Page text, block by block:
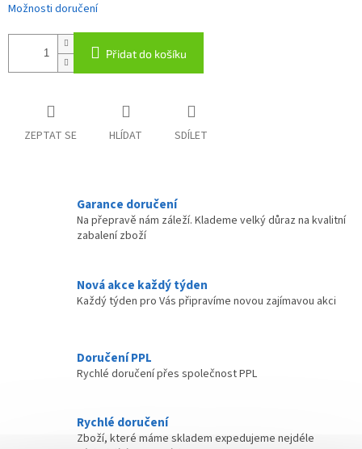
Možnosti doručení
Přidat do košíku
ZEPTAT SE HLÍDAT SDÍLET
Garance doručení
Na přepravě nám záleží. Klademe velký důraz na kvalitní
zabalení zboží
Nová akce každý týden
Každý týden pro Vás připravíme novou zajímavou akci
Doručení PPL
Rychlé doručení přes společnost PPL
Rychlé doručení
Zboží, které máme skladem expedujeme nejdéle